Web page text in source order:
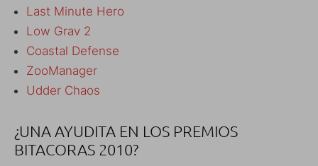
Last Minute Hero
Low Grav 2
Coastal Defense
ZooManager
Udder Chaos
¿UNA AYUDITA EN LOS PREMIOS
BITACORAS 2010?